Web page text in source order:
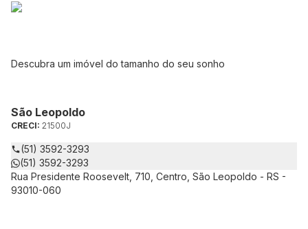
Descubra um imóvel do tamanho do seu sonho
São Leopoldo
CRECI: 21500J
(51) 3592-3293
(51) 3592-3293
Rua Presidente Roosevelt, 710, Centro, São Leopoldo - RS -
93010-060